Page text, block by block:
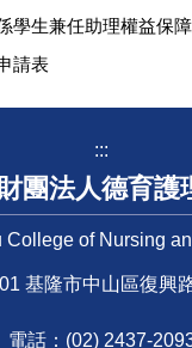
學生兼任助理權益保
請表
:::
團法人德育護
College of Nursing
基隆市中山區復興
電話： (02) 2437-